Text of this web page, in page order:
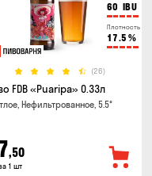
60 IBU
Плотность
17.5 %
(26)
FDB «Puaripa» 0.33л
Нефильтрованное, 5.5°
,50
1 шт